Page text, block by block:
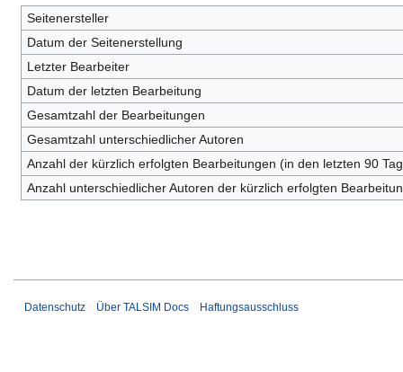
Seitenersteller
Datum der Seitenerstellung
Letzter Bearbeiter
Datum der letzten Bearbeitung
Gesamtzahl der Bearbeitungen
Gesamtzahl unterschiedlicher Autoren
Anzahl der kürzlich erfolgten Bearbeitungen (in den letzten 90
Anzahl unterschiedlicher Autoren der kürzlich erfolgten
Datenschutz Über TALSIM Docs Haftungsausschluss